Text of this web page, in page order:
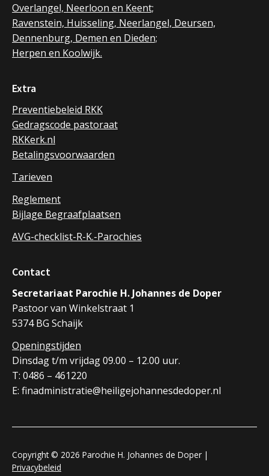
Overlangel, Neerloon en Keent;
Ravenstein, Huisseling, Neerlangel, Deursen,
Dennenburg, Demen en Dieden;
Herpen en Koolwijk.
Extra
Preventiebeleid RKK
Gedragscode pastoraat
RKKerk.nl
Betalingsvoorwaarden
Tarieven
Reglement
Bijlage Begraafplaatsen
AVG-checklist-R-K.-Parochies
Contact
Secretariaat Parochie H. Johannes de Doper
Pastoor van Winkelstraat 1
5374 BG Schaijk
Openingstijden
Dinsdag t/m vrijdag 09.00 – 12.00 uur.
T: 0486 – 461220
E: finadministratie@heiligejohannesdedoper.nl
Copyright © 2026 Parochie H. Johannes de Doper |
Privacybeleid